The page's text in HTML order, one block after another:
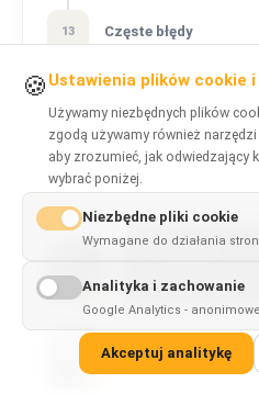
13 Częste błędy
Końcowa
POWIĄZANE
Next.js vs Nuxt: React
available in
🍪 Ustawienia plików cookie
Używamy niezbędnych plików
zgodą używamy również
aby zrozumieć, jak odwiedzający
wybrać poniżej.
Niezbędne pliki cookie
Wymagane do działania
Analityka i zachowanie
Google Analytics -
Akceptuj analitykę